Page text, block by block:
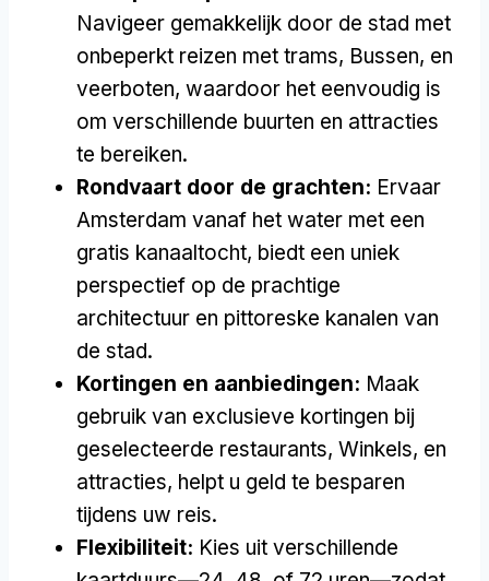
Navigeer gemakkelijk door de stad met
onbeperkt reizen met trams, Bussen, en
veerboten, waardoor het eenvoudig is
om verschillende buurten en attracties
te bereiken.
Rondvaart door de grachten: Ervaar
Amsterdam vanaf het water met een
gratis kanaaltocht, biedt een uniek
perspectief op de prachtige
architectuur en pittoreske kanalen van
de stad.
Kortingen en aanbiedingen: Maak
gebruik van exclusieve kortingen bij
geselecteerde restaurants, Winkels, en
attracties, helpt u geld te besparen
tijdens uw reis.
Flexibiliteit: Kies uit verschillende